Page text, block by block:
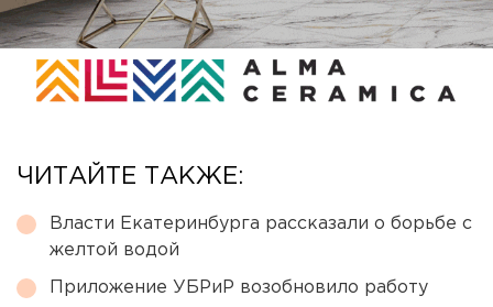
ЧИТАЙТЕ ТАКЖЕ:
Власти Екатеринбурга рассказали о борьбе с
желтой водой
Приложение УБРиР возобновило работу